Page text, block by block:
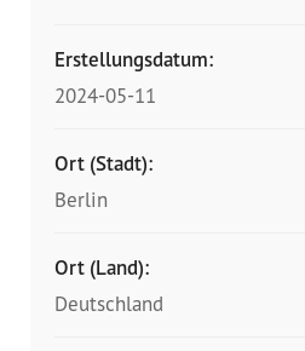
Erstellungsdatum:
2024-05-11
Ort (Stadt):
Berlin
Ort (Land):
Deutschland